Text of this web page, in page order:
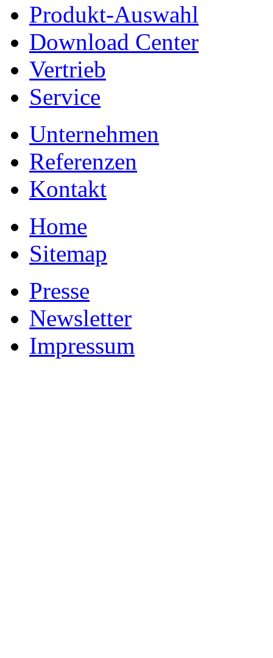
Produkt-Auswahl
Download Center
Vertrieb
Service
Unternehmen
Referenzen
Kontakt
Home
Sitemap
Presse
Newsletter
Impressum